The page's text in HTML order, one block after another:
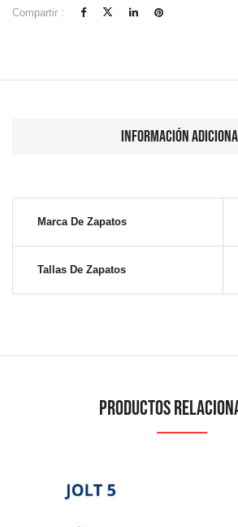
Compartir :
Información
Marca De Zapatos
Tallas De Zapatos
Productos